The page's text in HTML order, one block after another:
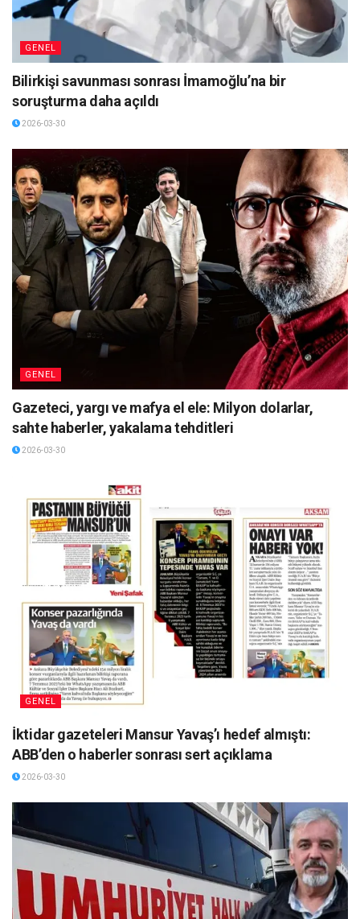
GENEL
Bilirkişi savunması sonrası İmamoğlu’na bir
soruşturma daha açıldı
2026-03-30
GENEL
Gazeteci, yargı ve mafya el ele: Milyon dolarlar,
sahte haberler, yakalama tehditleri
2026-03-30
GENEL
İktidar gazeteleri Mansur Yavaş’ı hedef almıştı:
ABB’den o haberler sonrası sert açıklama
2026-03-30